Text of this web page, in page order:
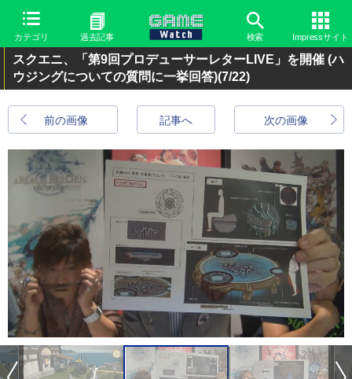
カテゴリ 過去記事 検索 Impressサイト
スクエニ、「第9回プロデューサーレターLIVE」を開催 (ハ
ウジングについての質問に一挙回答)(7/22)
前の画像 次の画像
記事へ